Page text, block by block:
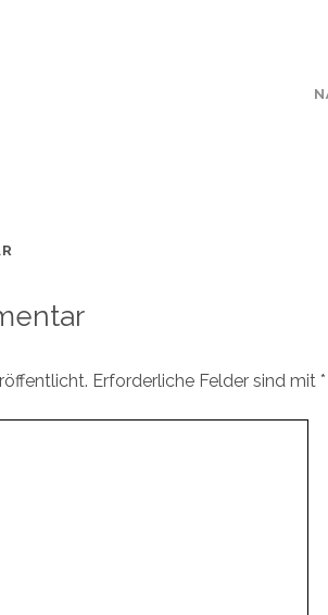
Erforderliche Felder sind mit *